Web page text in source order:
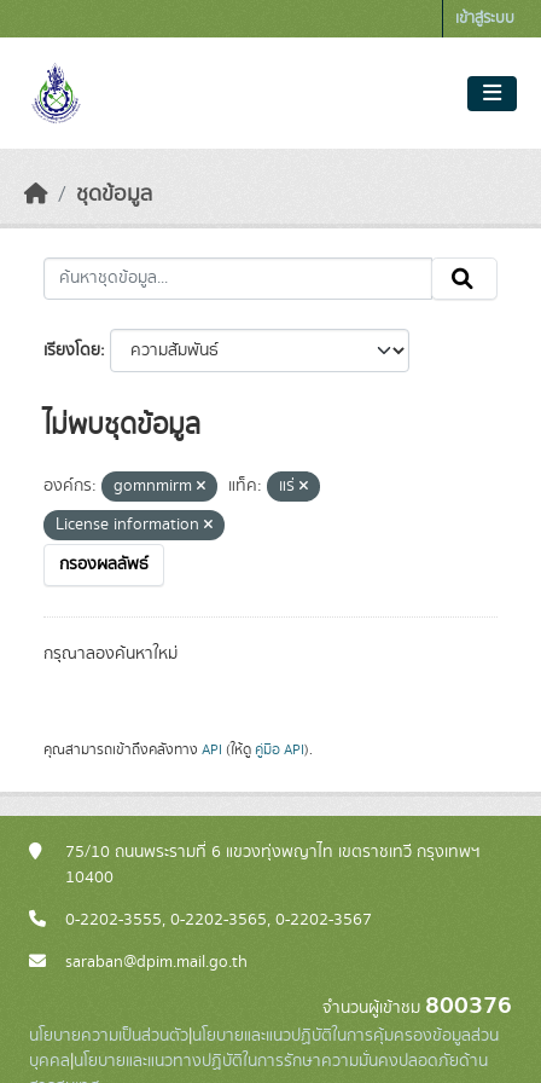
เข้าสู่ระบบ
ชุดข้อมูล
เรียงโดย
ไม่พบชุดข้อมูล
องค์กร: gomnmirm แท็ค:
แร่
License information
กรองผลลัพธ์
กรุณาลองค้นหาใหม่
คุณสามารถเข้าถึงคลังทาง API (ให้ดู คู่มือ API).
75/10 ถนนพระรามที่ 6 แขวงทุ่งพญาไท เขตราชเทวี กรุงเทพฯ
10400
0-2202-3555, 0-2202-3565, 0-2202-3567
saraban@dpim.mail.go.th
จำนวนผู้เข้าชม 800376
นโยบายความเป็นส่วนตัว|นโยบายและแนวปฏิบัติในการคุ้มครองข้อมูลส่วน
บุคคล|นโยบายและแนวทางปฏิบัติในการรักษาความมั่นคงปลอดภัยด้าน